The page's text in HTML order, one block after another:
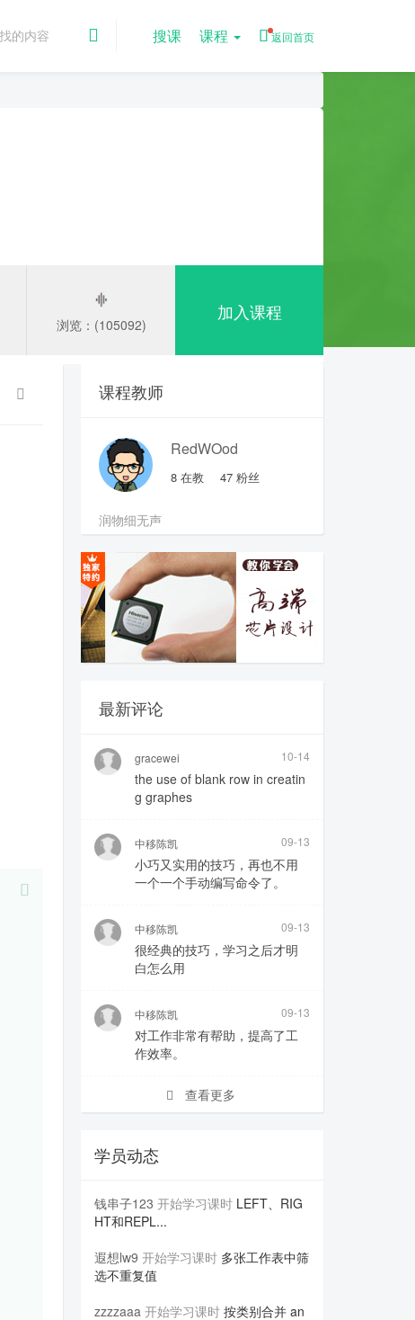
搜课 课程 返回首页
浏览：(105092)
加入课程
课程教师
RedWOod
8 在教 47 粉丝
润物细无声
最新评论
gracewei 10-14
the use of blank row in creatin
g graphes
中移陈凯 09-13
小巧又实用的技巧，再也不用
一个一个手动编写命令了。
中移陈凯 09-13
很经典的技巧，学习之后才明
白怎么用
中移陈凯 09-13
对工作非常有帮助，提高了工
作效率。
查看更多
学员动态
钱串子123 开始学习课时 LEFT、RIG
HT和REPL...
遐想lw9 开始学习课时 多张工作表中筛
选不重复值
zzzzaaa 开始学习课时 按类别合并 an